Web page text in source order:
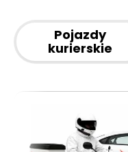
Pojazdy
kurierskie